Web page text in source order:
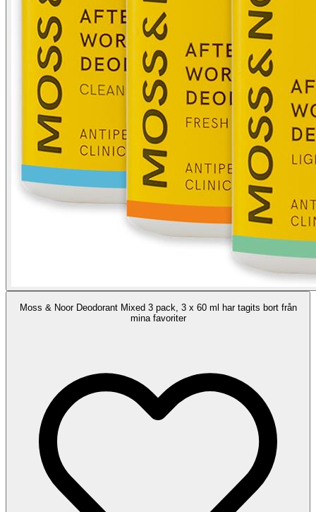
Moss & Noor Deodorant Mixed 3 pack, 3 x 60 ml har tagits bort från
mina favoriter